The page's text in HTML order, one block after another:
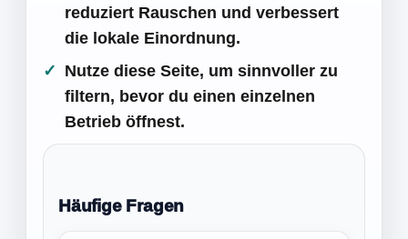
reduziert Rauschen und verbessert
die lokale Einordnung.
Nutze diese Seite, um sinnvoller zu
filtern, bevor du einen einzelnen
Betrieb öffnest.
Häufige Fragen